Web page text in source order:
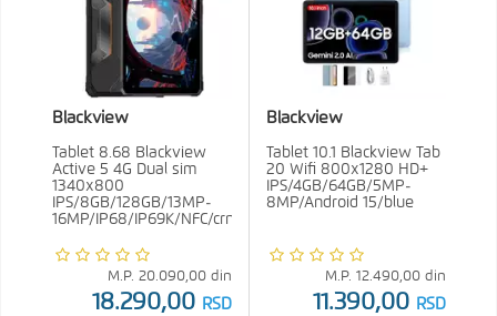
Blackview
Tablet 8.68 Blackview
Active 5 4G Dual sim
1340x800
IPS/8GB/128GB/13MP-
16MP/IP68/IP69K/NFC/crna
M.P. 20.090,00 din
18.290,00 RSD
Blackview
Tablet 10.1 Blackview Tab
20 Wifi 800x1280 HD+
IPS/4GB/64GB/5MP-
8MP/Android 15/blue
M.P. 12.490,00 din
11.390,00 RSD